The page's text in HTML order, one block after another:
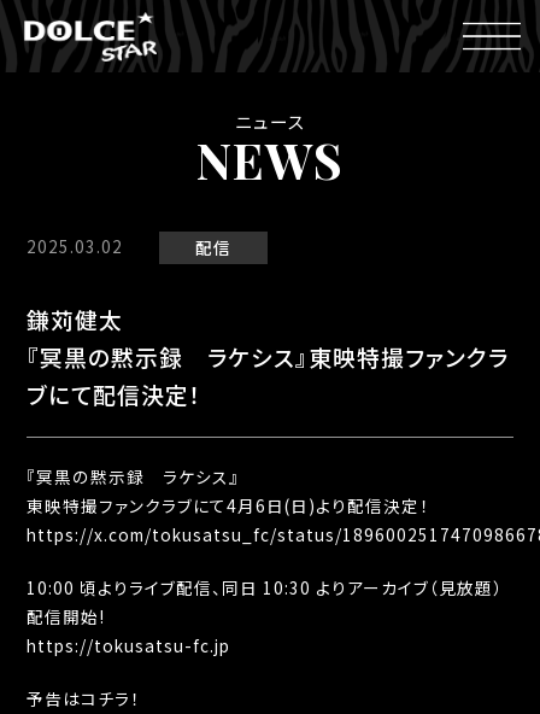
ニュース
NEWS
2025.03.02 配信
鎌苅健太
『冥黒の黙示録 ラケシス』東映特撮ファンクラ
ブにて配信決定！
『冥黒の黙示録 ラケシス』
東映特撮ファンクラブにて4月6日(日)より配信決定！
https://x.com/tokusatsu_fc/status/
10:00 頃よりライブ配信、同日 10:30 よりアーカイブ（見放題）
配信開始!
https://tokusatsu-fc.jp
予告はコチラ！